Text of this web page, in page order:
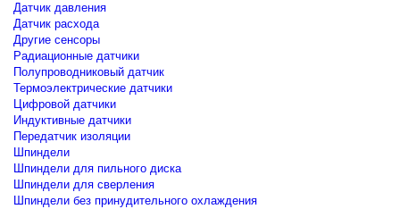
Датчик давления
Датчик расхода
Другие сенсоры
Радиационные датчики
Полупроводниковый датчик
Термоэлектрические датчики
Цифровой датчики
Индуктивные датчики
Передатчик изоляции
Шпиндели
Шпиндели для пильного диска
Шпиндели для сверления
Шпиндели без принудительного охлаждения